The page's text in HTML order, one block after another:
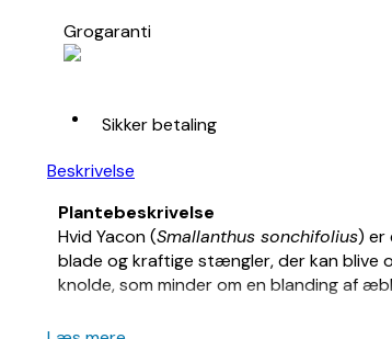
Grogaranti
Sikker betaling
Beskrivelse
Plantebeskrivelse
Hvid Yacon (Smallanthus sonchifolius) er
blade og kraftige stængler, der kan blive
knolde, som minder om en blanding af